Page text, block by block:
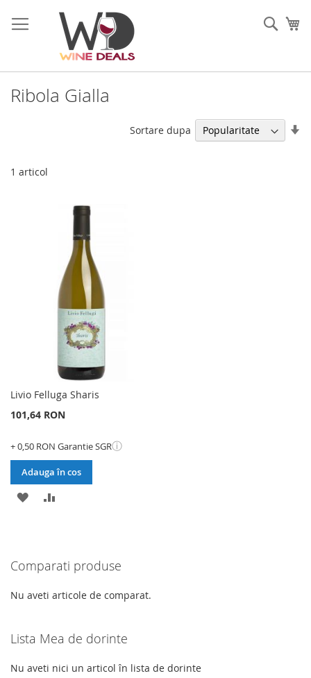
la
Continut
Ribola Gialla
1 articol
Sortare dupa
Livio Felluga Sharis
101,64 RON
+ 0,50 RON Garantie SGRⓘ
Adauga în cos
ADAUGATI
DE
DORINTE
Comparati produse
Nu aveti articole de comparat.
Lista Mea de dorinte
Nu aveti nici un articol în lista de dorinte